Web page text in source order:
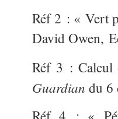
Réf 2 : « Vert
David Owen,
Réf 3 : Calcul
Guardian du 6